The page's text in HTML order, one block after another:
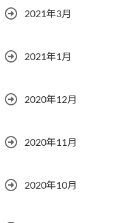
2021年3月
2021年1月
2020年12月
2020年11月
2020年10月